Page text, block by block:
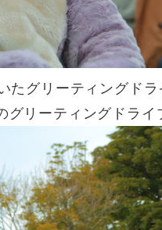
たグリーティングド
リーティングドライ